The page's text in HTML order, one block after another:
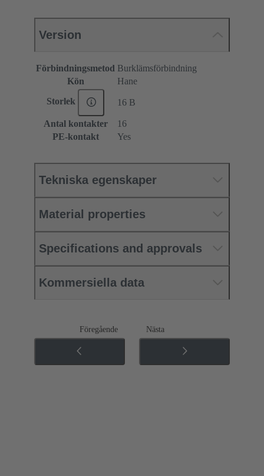
Version
Förbindningsmetod Burklämsförbindning
Kön
Hane
Storlek 16 B
Antal kontakter
16
PE-kontakt
Yes
Tekniska egenskaper
Material properties
Specifications and approvals
Kommersiella data
Föregående Nästa